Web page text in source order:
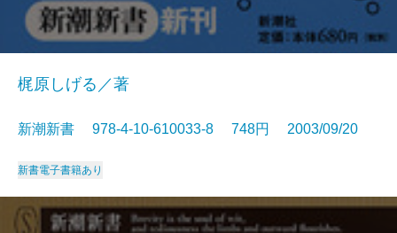
梶原しげる／著
新潮新書 978-4-10-610033-8 748円 2003/09/20
新書電子書籍あり